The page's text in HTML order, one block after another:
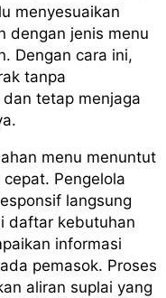
menyesuaikan
dengan jenis menu
Dengan cara ini,
tanpa
tetap menjaga
menu menuntut
Pengelola
langsung
daftar kebutuhan
informasi
pemasok. Proses
aliran suplai yang